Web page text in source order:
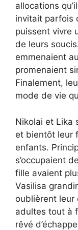
allocations
invitait parfois
puissent vivre
de leurs
emmenaient
promenaient
Finalement,
mode de vie
Nikolai et Lika
et bientôt leur
enfants.
s’occupaient
fille avaient
Vasilisa
oublièrent
adultes tout à
rêvé